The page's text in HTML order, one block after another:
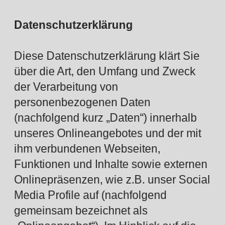
Datenschutzerklärung
Diese Datenschutzerklärung klärt Sie
über die Art, den Umfang und Zweck
der Verarbeitung von
personenbezogenen Daten
(nachfolgend kurz „Daten“) innerhalb
unseres Onlineangebotes und der mit
ihm verbundenen Webseiten,
Funktionen und Inhalte sowie externen
Onlinepräsenzen, wie z.B. unser Social
Media Profile auf (nachfolgend
gemeinsam bezeichnet als